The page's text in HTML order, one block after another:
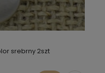
srebrny 2szt